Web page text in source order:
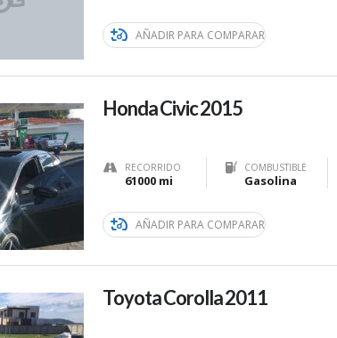
AÑADIR PARA COMPARAR
Honda Civic 2015
RECORRIDO
61000 mi
COMBUSTIBLE
Gasolina
AÑADIR PARA COMPARAR
Toyota Corolla 2011